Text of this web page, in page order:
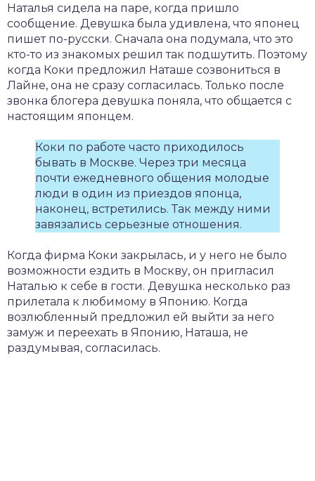
Наталья сидела на паре, когда пришло
сообщение. Девушка была удивлена, что японец
пишет по-русски. Сначала она подумала, что это
кто-то из знакомых решил так подшутить. Поэтому
когда Коки предложил Наташе созвониться в
Лайне, она не сразу согласилась. Только после
звонка блогера девушка поняла, что общается с
настоящим японцем.
Коки по работе часто приходилось
бывать в Москве. Через три месяца
почти ежедневного общения молодые
люди в один из приездов японца,
наконец, встретились. Так между ними
завязались серьезные отношения.
Когда фирма Коки закрылась, и у него не было
возможности ездить в Москву, он пригласил
Наталью к себе в гости. Девушка несколько раз
прилетала к любимому в Японию. Когда
возлюбленный предложил ей выйти за него
замуж и переехать в Японию, Наташа, не
раздумывая, согласилась.